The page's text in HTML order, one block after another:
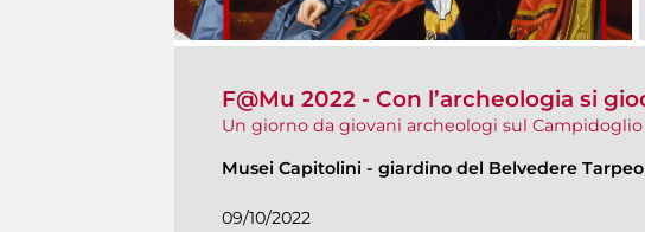
F@Mu 2022 - Con l’archeologia si
Un giorno da giovani archeologi sul Campidoglio
Musei Capitolini - giardino del Belvedere Tarpeo
09/10/2022